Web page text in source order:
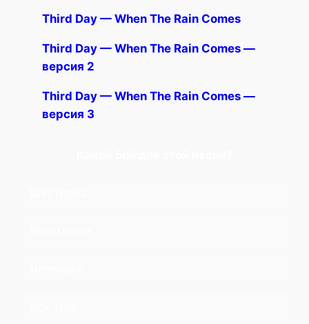
Third Day — When The Rain Comes
Third Day — When The Rain Comes —
версия 2
Third Day — When The Rain Comes —
версия 3